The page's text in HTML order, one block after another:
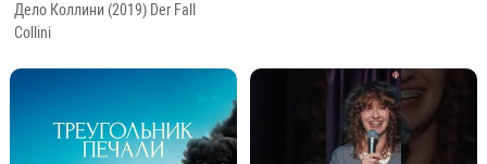
Дело Коллини (2019) Der Fall
Collini